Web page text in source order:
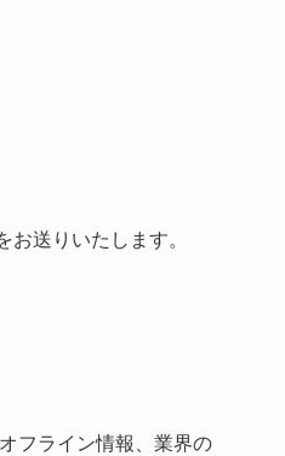
送りいたします。
フライン情報、業界の